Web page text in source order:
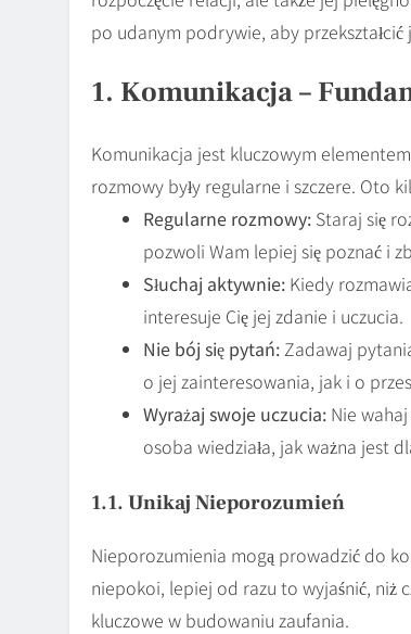
po udanym podrywie, aby
1. Komunikacja –
Komunikacja jest kluczowym
rozmowy były regularne i szczere. Oto
Regularne rozmowy: Staraj się
pozwoli Wam lepiej się poznać i
Słuchaj aktywnie: Kiedy
interesuje Cię jej zdanie i uczucia.
Nie bój się pytań: Zadawaj
o jej zainteresowania, jak i o
Wyrażaj swoje uczucia: Nie
osoba wiedziała, jak ważna jest
1.1. Unikaj Nieporozumień
Nieporozumienia mogą prowadzić do
niepokoi, lepiej od razu to wyjaśnić, niż
kluczowe w budowaniu zaufania.